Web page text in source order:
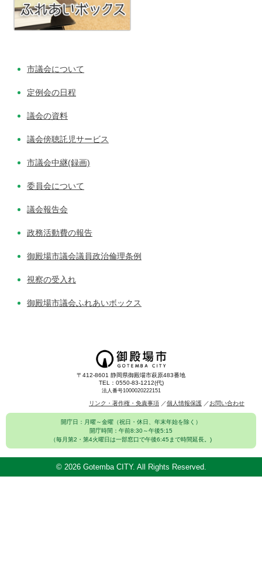
市議会について
定例会の日程
議会の資料
議会傍聴託児サービス
市議会中継(録画)
委員会について
議会報告会
政務活動費の報告
御殿場市議会議員政治倫理条例
視察の受入れ
御殿場市議会ふれあいボックス
〒412-8601 静岡県御殿場市萩原483番地
TEL：0550-83-1212(代)
法人番号1000020222151
リンク・著作権・免責事項 個人情報保護 お問い合わせ
開庁日：月曜～金曜（祝日・休日、年末年始を除く）
開庁時間：午前8:30～午後5:15
（毎月第2・第4火曜日は一部窓口で午後6:45まで時間延長。)
© 2026 Gotemba CITY. All Rights Reserved.